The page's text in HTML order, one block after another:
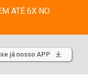
ATÉ 6X NO
já nosso APP